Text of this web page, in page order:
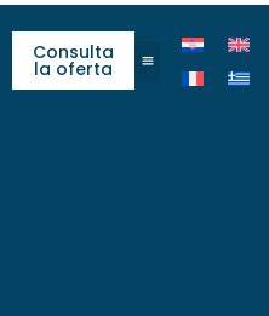
Consulta
la oferta